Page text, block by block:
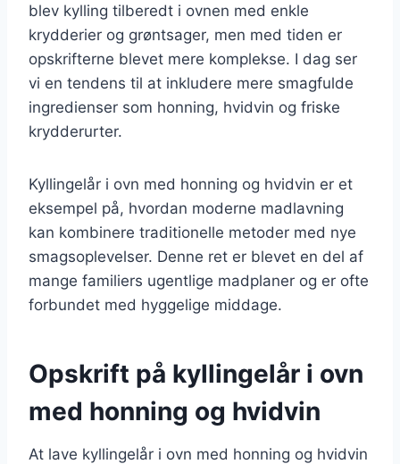
blev kylling tilberedt i ovnen med enkle
krydderier og grøntsager, men med tiden er
opskrifterne blevet mere komplekse. I dag ser
vi en tendens til at inkludere mere smagfulde
ingredienser som honning, hvidvin og friske
krydderurter.
Kyllingelår i ovn med honning og hvidvin er et
eksempel på, hvordan moderne madlavning
kan kombinere traditionelle metoder med nye
smagsoplevelser. Denne ret er blevet en del af
mange familiers ugentlige madplaner og er ofte
forbundet med hyggelige middage.
Opskrift på kyllingelår i ovn
med honning og hvidvin
At lave kyllingelår i ovn med honning og hvidvin